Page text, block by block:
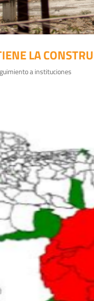
LA
a instituciones